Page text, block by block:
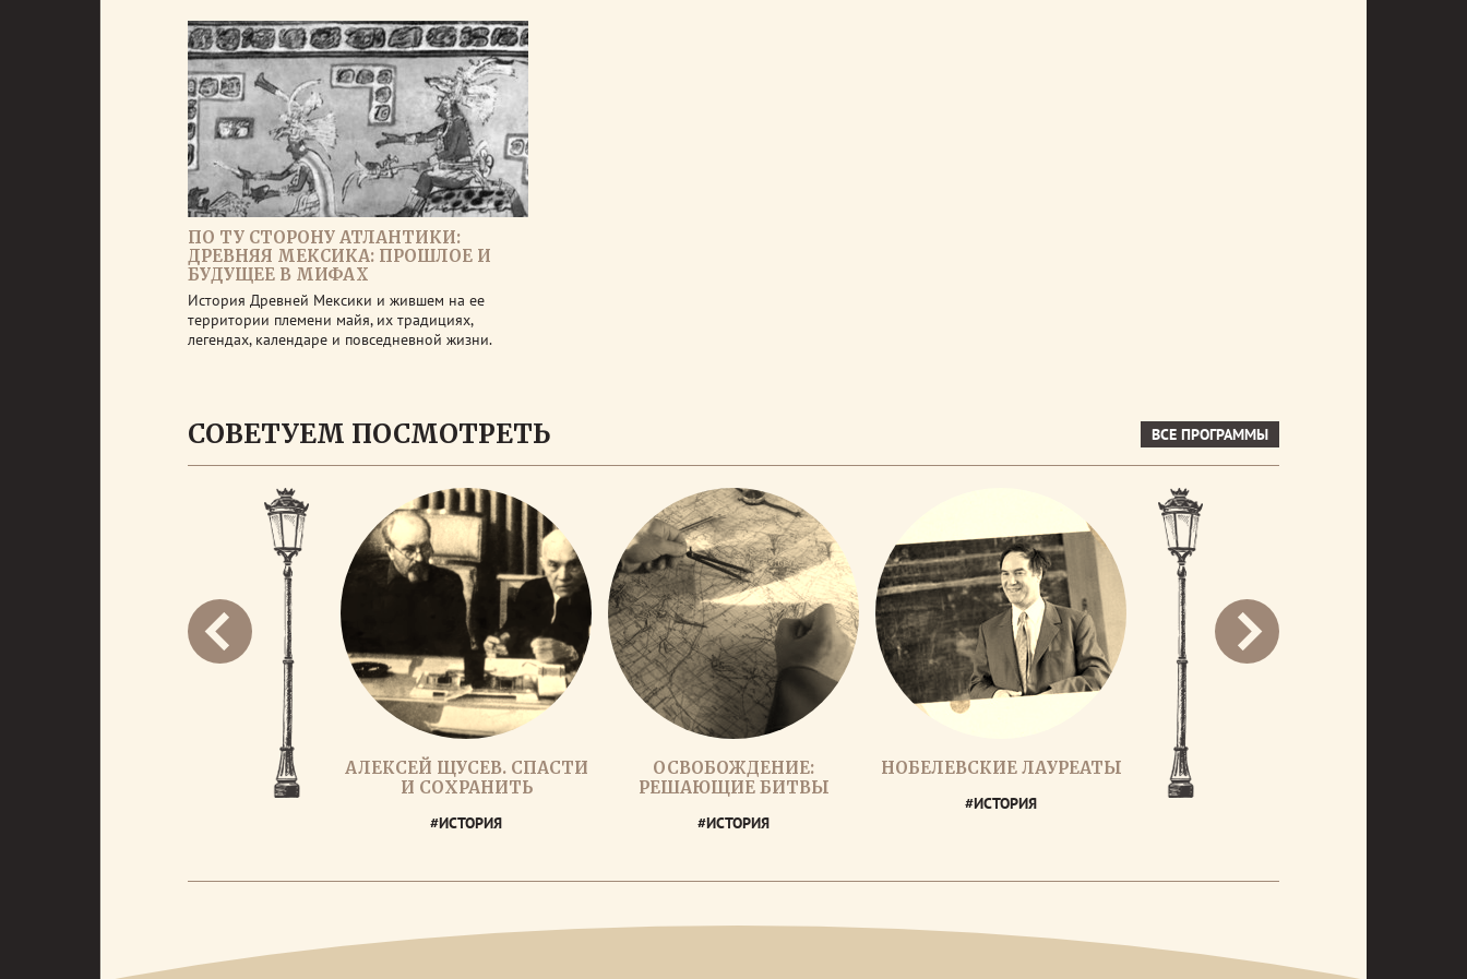
ПО ТУ СТОРОНУ АТЛАНТИКИ:
ДРЕВНЯЯ МЕКСИКА: ПРОШЛОЕ И
БУДУЩЕЕ В МИФАХ
История Древней Мексики и жившем на ее
территории племени майя, их традициях,
легендах, календаре и повседневной жизни.
СОВЕТУЕМ ПОСМОТРЕТЬ ВСЕ ПРОГРАММЫ
АЛЕКСЕЙ ЩУСЕВ. СПАСТИ
И СОХРАНИТЬ
#ИСТОРИЯ
ОСВОБОЖДЕНИЕ:
РЕШАЮЩИЕ БИТВЫ
#ИСТОРИЯ
НОБЕЛЕВСКИЕ ЛАУРЕАТЫ
#ИСТОРИЯ